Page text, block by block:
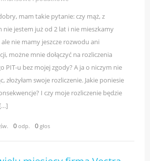
mam takie pytanie: czy mąż, z
nie jestem już od 2 lat i nie mieszkamy
ale nie mamy jeszcze rozwodu ani
możne mnie dołączyć na rozliczenia
PIT-u bez mojej zgody? A ja o niczym nie
złożyłam swoje rozliczenie. Jakie poniesie
I czy moje rozliczenie będzie
0odp. 0głos